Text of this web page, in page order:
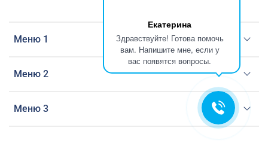
Екатерина
Здравствуйте! Готова помочь
вам. Напишите мне, если у
вас появятся вопросы.
Меню 1
Меню 2
Меню 3